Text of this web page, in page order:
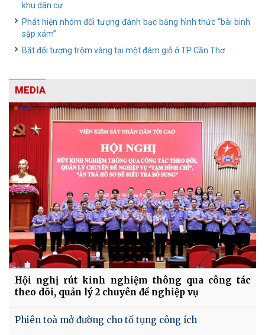
khu dân cư
Phát hiện nhóm đối tượng đánh bạc bằng hình thức “bài binh
sập xám”
Bắt đối tượng trộm vàng tại một đám giỗ ở TP Cần Thơ
MEDIA
Hội nghị rút kinh nghiệm thông qua công tác
theo dõi, quản lý 2 chuyên đề nghiệp vụ
Phiên toà mở đường cho tố tụng công ích